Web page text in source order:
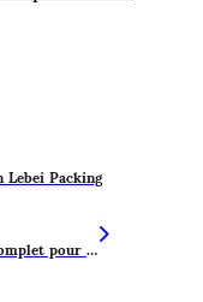
Packing
Qu'est-ce qu'un film d'emballage ? Un guide complet pour vous